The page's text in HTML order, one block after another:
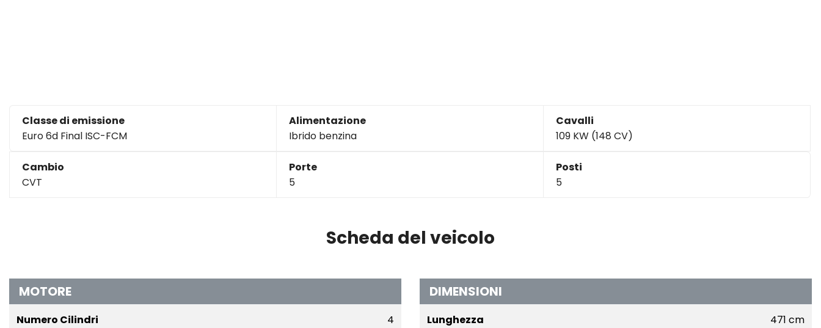
Classe di emissione
Euro 6d Final ISC-FCM
Alimentazione
Ibrido benzina
Cavalli
109 KW (148 CV)
Cambio
CVT
Porte
5
Posti
5
Scheda del veicolo
MOTORE
Numero Cilindri 4
DIMENSIONI
Lunghezza 471 cm